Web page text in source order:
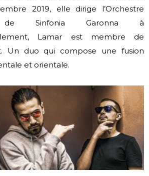
2019, elle dirige l’Orchestre
de Sinfonia Garonna à
Lamar est membre de
Un duo qui compose une fusion
et orientale.